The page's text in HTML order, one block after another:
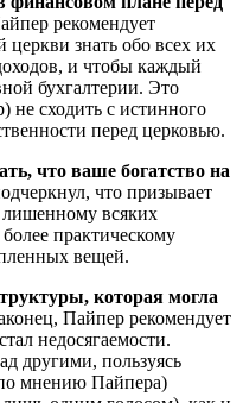
рекомендует
церкви знать обо всех их
и чтобы каждый
бухгалтерии. Это
не сходить с истинного
перед церковью.
что ваше богатство на
что призывает
лишенному всяких
практическому
вещей.
которая могла
Пайпер рекомендует
недосягаемости.
другими, пользуясь
мнению Пайпера)